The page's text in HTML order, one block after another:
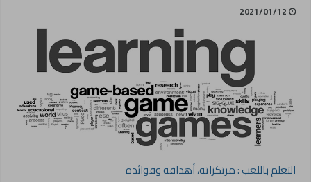
2021/01/12
التعلم باللعب : مرتكزاته، أهدافه وفوائده